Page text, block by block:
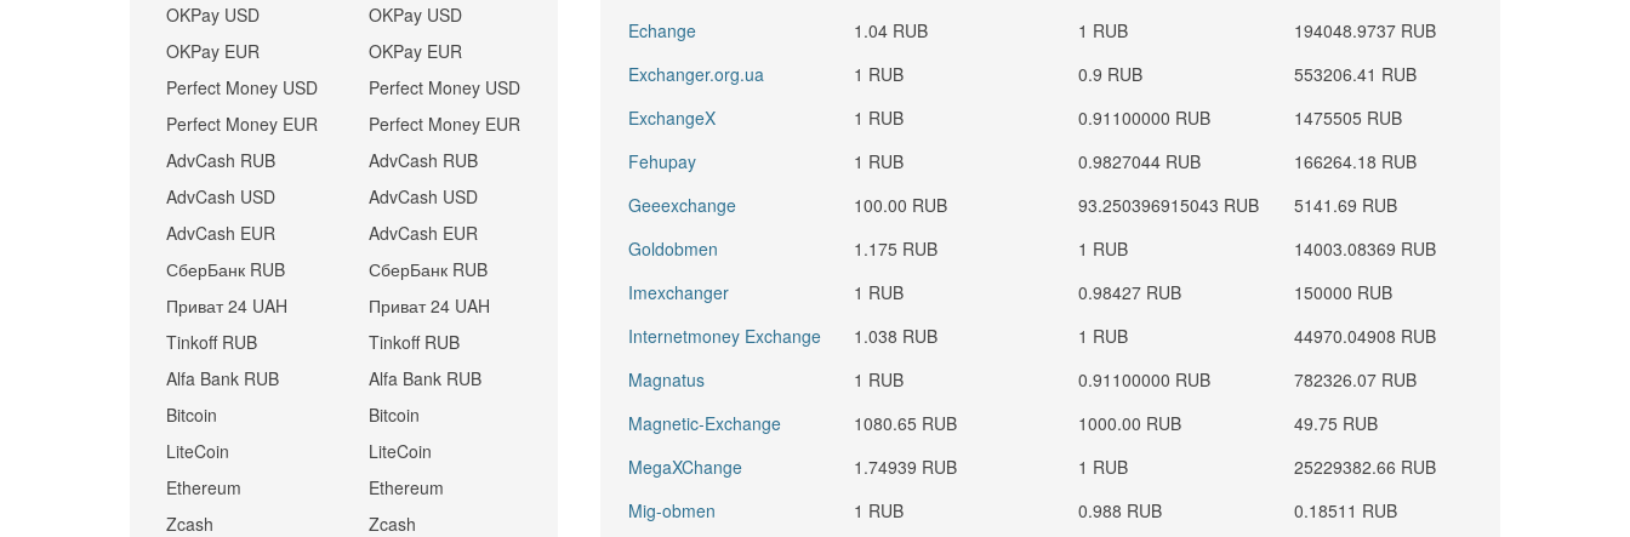
OKPay USD
OKPay EUR
Perfect Money USD
Perfect Money EUR
AdvCash RUB
AdvCash USD
AdvCash EUR
СберБанк RUB
Приват 24 UAH
Tinkoff RUB
Alfa Bank RUB
Bitcoin
LiteCoin
Ethereum
Zcash
OKPay USD
OKPay EUR
Perfect Money USD
Perfect Money EUR
AdvCash RUB
AdvCash USD
AdvCash EUR
СберБанк RUB
Приват 24 UAH
Tinkoff RUB
Alfa Bank RUB
Bitcoin
LiteCoin
Ethereum
Zcash
Echange
1.04 RUB 1 RUB
194048.9737 RUB
Exchanger.org.ua
1 RUB 0.9 RUB
553206.41 RUB
ExchangeX
1 RUB 0.91100000 RUB
1475505 RUB
Fehupay
1 RUB 0.9827044 RUB
166264.18 RUB
Geeexchange
100.00 RUB 93.250396915043 RUB
5141.69 RUB
Goldobmen
1.175 RUB 1 RUB
14003.08369 RUB
Imexchanger
1 RUB 0.98427 RUB
150000 RUB
Internetmoney Exchange
1.038 RUB 1 RUB
44970.04908 RUB
Magnatus
1 RUB 0.91100000 RUB
782326.07 RUB
Magnetic-Exchange
1080.65 RUB 1000.00 RUB
49.75 RUB
MegaXChange
1.74939 RUB 1 RUB
25229382.66 RUB
Mig-obmen
1 RUB 0.988 RUB
0.18511 RUB